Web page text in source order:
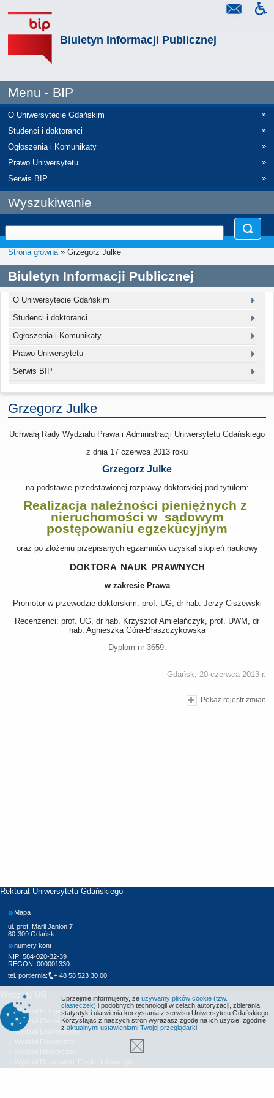
Biuletyn Informacji Publicznej
Menu - BIP
O Uniwersytecie Gdańskim
»
Studenci i doktoranci
»
Ogłoszenia i Komunikaty
»
Prawo Uniwersytetu
»
Serwis BIP
»
Wyszukiwanie
Strona główna» Grzegorz Julke
Biuletyn Informacji Publicznej
O Uniwersytecie Gdańskim
Studenci i doktoranci
Ogłoszenia i Komunikaty
Prawo Uniwersytetu
Serwis BIP
Grzegorz Julke
Uchwałą Rady Wydziału Prawa i Administracji Uniwersytetu Gdańskiego
z dnia 17 czerwca 2013 roku
Grzegorz Julke
na podstawie przedstawionej rozprawy doktorskiej pod tytułem:
Realizacja należności pieniężnych z
nieruchomości w sądowym
postępowaniu egzekucyjnym
oraz po złożeniu przepisanych egzaminów uzyskał stopień naukowy
doktora nauk prawnych
w zakresie Prawa
Promotor w przewodzie doktorskim: prof. UG, dr hab. Jerzy Ciszewski
Recenzenci: prof. UG, dr hab. Krzysztof Amielańczyk, prof. UWM, dr
hab. Agnieszka Góra-Błaszczykowska
Dyplom nr 3659.
Gdańsk, 20 czerwca 2013 r.
Pokaż rejestr zmian
Rektorat Uniwersytetu Gdańskiego
Mapa
ul. prof. Marii Janion 7
80-309 Gdańsk
numery kont
NIP: 584-020-32-39
REGON: 000001330
tel. portiernia:
+ 48 58 523 30 00
Wydziały UG
Wydział Biologii
Wydział Chemii
Wydział Ekonomiczny
Uprzejmie informujemy, że używamy plików cookie (tzw.
ciasteczek) i podobnych technologii w celach autoryzacji, zbierania
statystyk i ułatwienia korzystania z serwisu Uniwersytetu Gdańskiego.
Korzystając z naszych stron wyrażasz zgodę na ich użycie, zgodnie
z aktualnymi ustawieniami Twojej przeglądarki